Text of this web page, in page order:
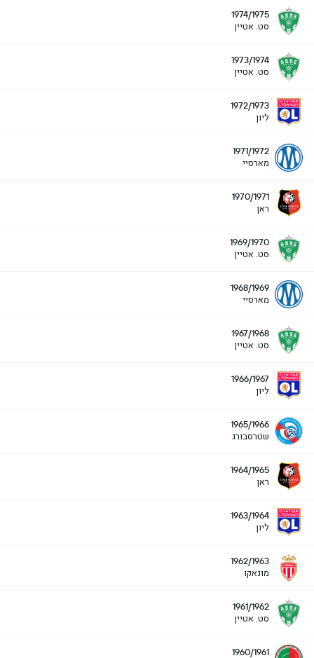
1974/1975
סט. אטיין
1973/1974
סט. אטיין
1972/1973
ליון
1971/1972
מארסיי
1970/1971
ראן
1969/1970
סט. אטיין
1968/1969
מארסיי
1967/1968
סט. אטיין
1966/1967
ליון
1965/1966
שטרסבורג
1964/1965
ראן
1963/1964
ליון
1962/1963
מונאקו
1961/1962
סט. אטיין
1960/1961